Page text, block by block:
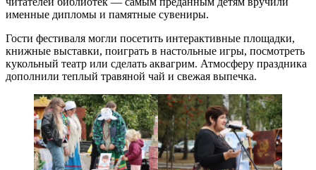
именные дипломы и памятные сувениры.
Гости фестиваля могли посетить интерактивные площадки,
книжные выставки, поиграть в настольные игры, посмотреть
кукольный театр или сделать аквагрим. Атмосферу праздника
дополнили теплый травяной чай и свежая выпечка.